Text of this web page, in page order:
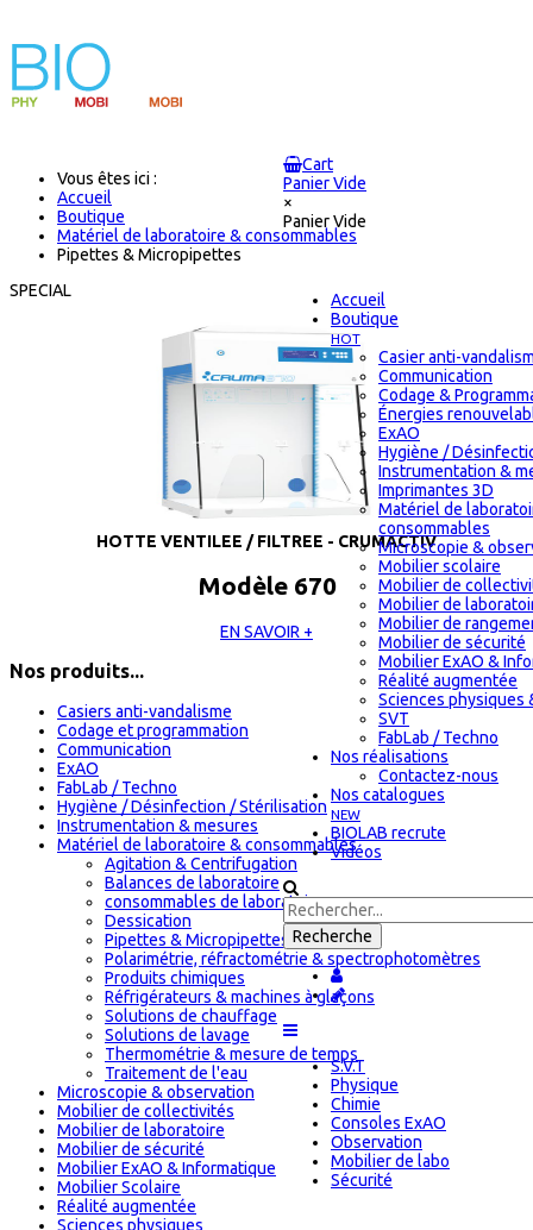
Cart
Panier Vide
×
Panier Vide
Accueil
Boutique
HOT
Casier anti-
Communication
Codage &
Énergies
ExAO
Hygiène /
Instrumentation &
Imprimantes 3D
Matériel de
consommables
Microscopie &
Mobilier scolaire
Mobilier de
Mobilier de
Mobilier de
Mobilier de sécurité
Mobilier ExAO &
Réalité augmentée
Sciences physiques
SVT
FabLab / Techno
Nos réalisations
Contactez-nous
Nos catalogues
NEW
BIOLAB recrute
Vidéos
S.V.T
Physique
Chimie
Consoles ExAO
Observation
Mobilier de labo
Sécurité
Vous êtes ici :
Accueil
Boutique
Matériel de laboratoire & consommables
Pipettes & Micropipettes
SPECIAL
HOTTE VENTILEE / FILTREE - CRUMACTIV
Modèle 670
EN SAVOIR +
Nos produits...
Casiers anti-vandalisme
Codage et programmation
Communication
ExAO
FabLab / Techno
Hygiène / Désinfection / Stérilisation
Instrumentation & mesures
Matériel de laboratoire & consommables
Agitation & Centrifugation
Balances de laboratoire
consommables de laboratoire
Dessication
Pipettes & Micropipettes
Polarimétrie, réfractométrie & spectrophotomètres
Produits chimiques
Réfrigérateurs & machines à glaçons
Solutions de chauffage
Solutions de lavage
Thermométrie & mesure de temps
Traitement de l'eau
Microscopie & observation
Mobilier de collectivités
Mobilier de laboratoire
Mobilier de sécurité
Mobilier ExAO & Informatique
Mobilier Scolaire
Réalité augmentée
Sciences physiques